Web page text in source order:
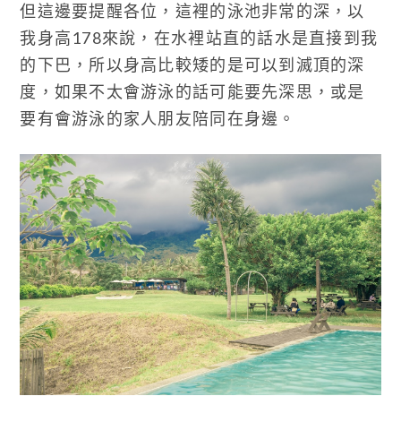
但這邊要提醒各位，這裡的泳池非常的深，以
我身高178來說，在水裡站直的話水是直接到我
的下巴，所以身高比較矮的是可以到滅頂的深
度，如果不太會游泳的話可能要先深思，或是
要有會游泳的家人朋友陪同在身邊。